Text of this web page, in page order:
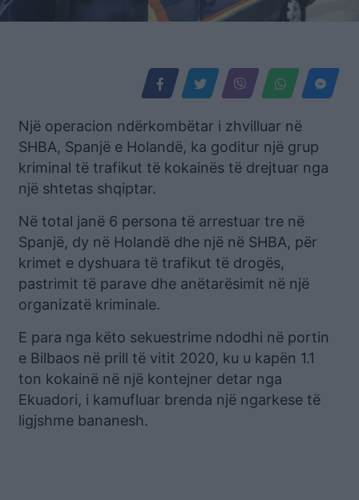
Një operacion ndërkombëtar i zhvilluar në
SHBA, Spanjë e Holandë, ka goditur një grup
kriminal të trafikut të kokainës të drejtuar nga
një shtetas shqiptar.
Në total janë 6 persona të arrestuar tre në
Spanjë, dy në Holandë dhe një në SHBA, për
krimet e dyshuara të trafikut të drogës,
pastrimit të parave dhe anëtarësimit në një
organizatë kriminale.
E para nga këto sekuestrime ndodhi në portin
e Bilbaos në prill të vitit 2020, ku u kapën 1.1
ton kokainë në një kontejner detar nga
Ekuadori, i kamufluar brenda një ngarkese të
ligjshme bananesh.